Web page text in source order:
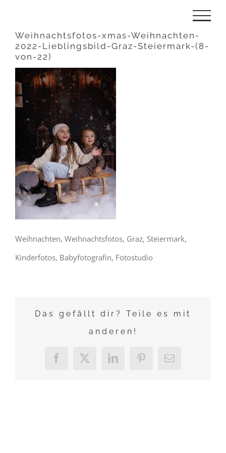
springen
Weihnachtsfotos-xmas-Weihnachten-
2022-Lieblingsbild-Graz-Steiermark-(8-
von-22)
Weihnachten, Weihnachtsfotos, Graz, Steiermark,
Kinderfotos, Babyfotografin, Fotostudio
Das gefällt dir? Teile es mit
anderen!
Facebook
X LinkedInPinterest
E-